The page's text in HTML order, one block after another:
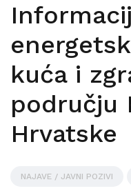
kuća i
području
Hrvatske
NAJAVE / JAVNI POZIVI